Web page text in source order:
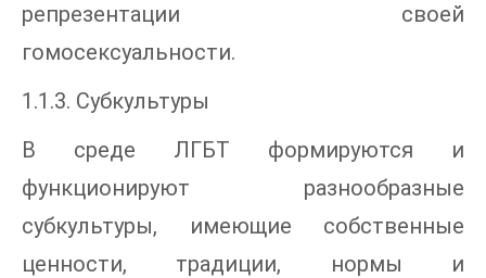
репрезентации своей
гомосексуальности.
1.1.3. Субкультуры
В среде ЛГБТ формируются и
функционируют разнообразные
субкультуры, имеющие собственные
ценности, традиции, нормы и